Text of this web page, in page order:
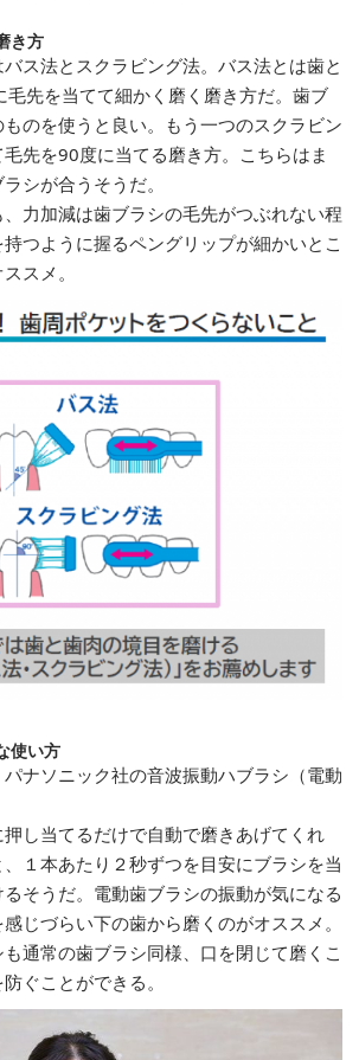
き方
ス法とスクラビング法。バス法とは歯と
先を当てて細かく磨く磨き方だ。歯ブ
のを使うと良い。もう一つのスクラビン
先を90度に当てる磨き方。こちらはま
シが合うそうだ。
力加減は歯ブラシの毛先がつぶれない程
つように握るペングリップが細かいとこ
スメ。
使い方
ナソニック社の音波振動ハブラシ（電動
し当てるだけで自動で磨きあげてくれ
１本あたり２秒ずつを目安にブラシを当
そうだ。電動歯ブラシの振動が気になる
じづらい下の歯から磨くのがオススメ。
通常の歯ブラシ同様、口を閉じて磨くこ
ぐことができる。